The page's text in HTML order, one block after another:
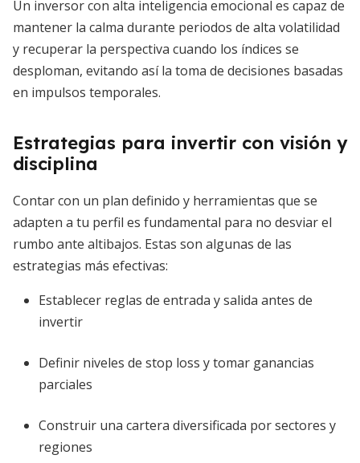
Un inversor con alta inteligencia emocional es capaz de
mantener la calma durante periodos de alta volatilidad
y recuperar la perspectiva cuando los índices se
desploman, evitando así la toma de decisiones basadas
en impulsos temporales.
Estrategias para invertir con visión y
disciplina
Contar con un plan definido y herramientas que se
adapten a tu perfil es fundamental para no desviar el
rumbo ante altibajos. Estas son algunas de las
estrategias más efectivas:
Establecer reglas de entrada y salida antes de
invertir
Definir niveles de stop loss y tomar ganancias
parciales
Construir una cartera diversificada por sectores y
regiones